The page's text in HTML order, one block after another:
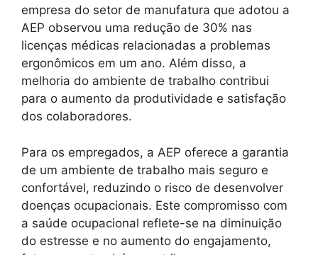
empresa do setor de manufatura que adotou a
AEP observou uma redução de 30% nas
licenças médicas relacionadas a problemas
ergonômicos em um ano. Além disso, a
melhoria do ambiente de trabalho contribui
para o aumento da produtividade e satisfação
dos colaboradores.
Para os empregados, a AEP oferece a garantia
de um ambiente de trabalho mais seguro e
confortável, reduzindo o risco de desenvolver
doenças ocupacionais. Este compromisso com
a saúde ocupacional reflete-se na diminuição
do estresse e no aumento do engajamento,